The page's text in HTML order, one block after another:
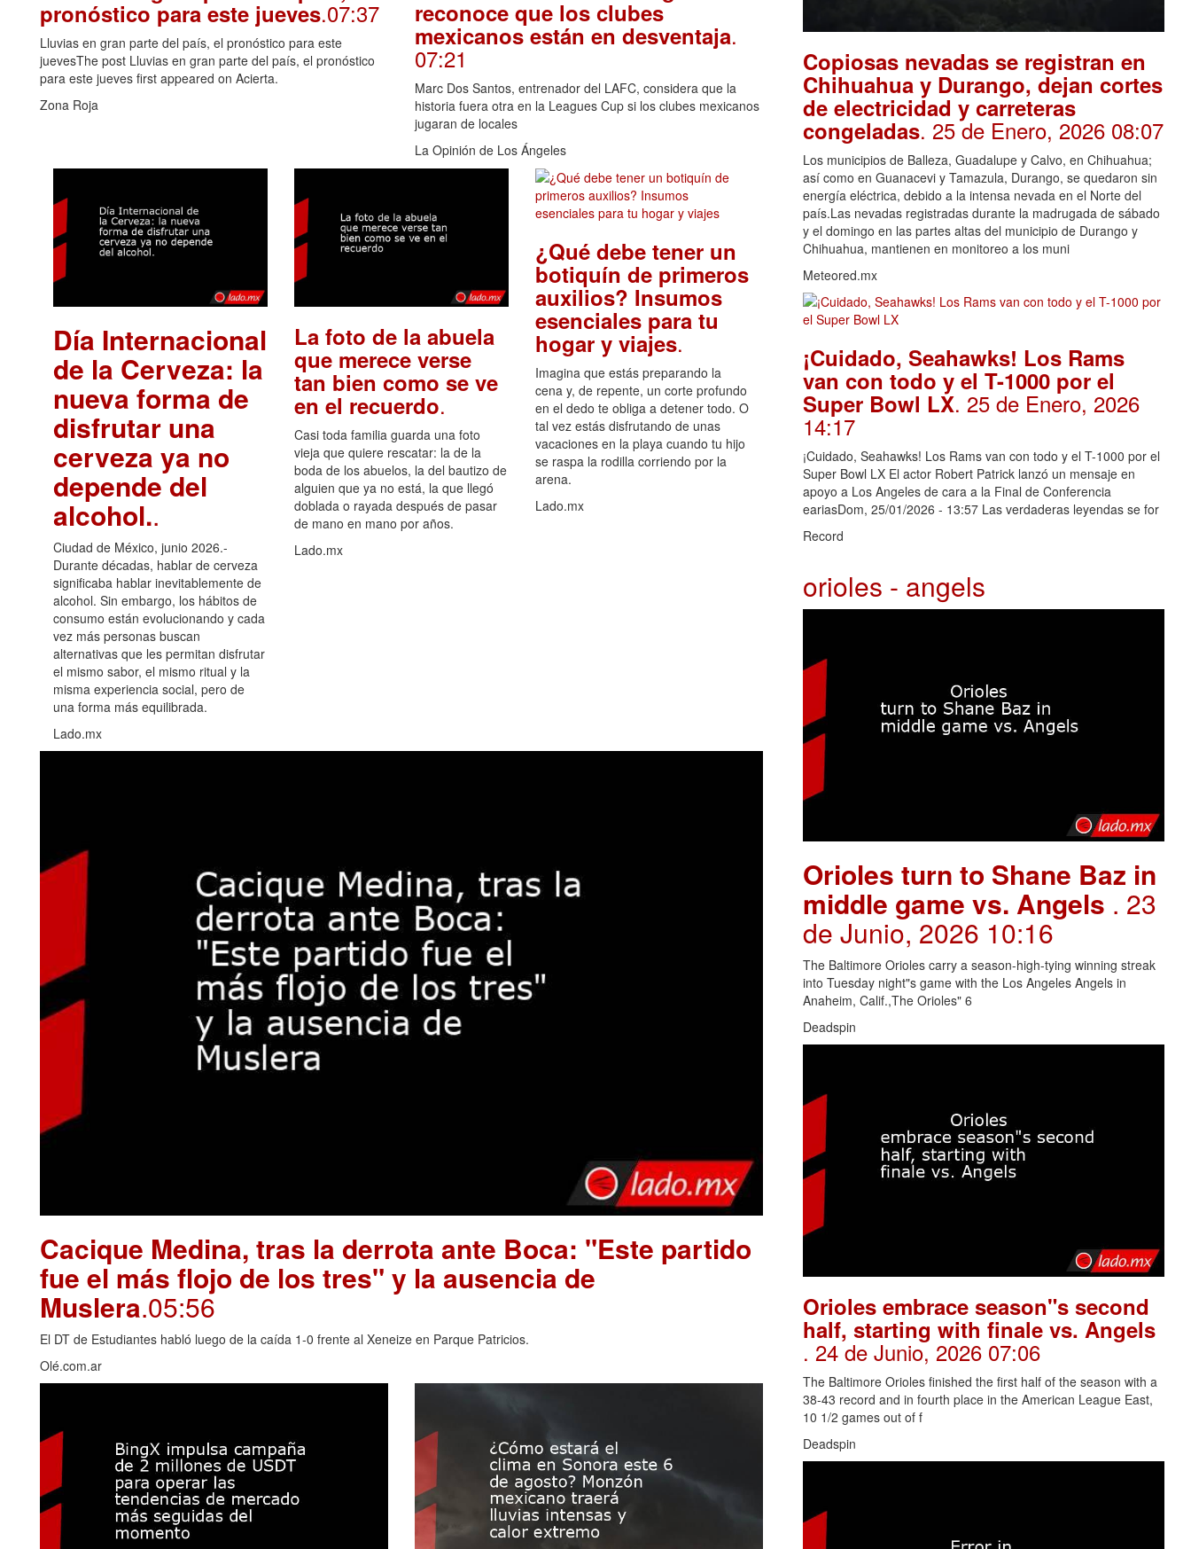
pronóstico para este jueves.07:37
Lluvias en gran parte del país, el pronóstico para este
juevesThe post Lluvias en gran parte del país, el pronóstico
para este jueves first appeared on Acierta.
Zona Roja
reconoce que los clubes
mexicanos están en desventaja.
07:21
Marc Dos Santos, entrenador del LAFC, considera que la
historia fuera otra en la Leagues Cup si los clubes mexicanos
jugaran de locales
La Opinión de Los Ángeles
Día Internacional
de la Cerveza: la
nueva forma de
disfrutar una
cerveza ya no
depende del
alcohol..
Ciudad de México, junio 2026.-
Durante décadas, hablar de cerveza
significaba hablar inevitablemente de
alcohol. Sin embargo, los hábitos de
consumo están evolucionando y cada
vez más personas buscan
alternativas que les permitan disfrutar
el mismo sabor, el mismo ritual y la
misma experiencia social, pero de
una forma más equilibrada.
Lado.mx
La foto de la abuela
que merece verse
tan bien como se ve
en el recuerdo.
Casi toda familia guarda una foto
vieja que quiere rescatar: la de la
boda de los abuelos, la del bautizo de
alguien que ya no está, la que llegó
doblada o rayada después de pasar
de mano en mano por años.
Lado.mx
¿Qué debe tener un
botiquín de primeros
auxilios? Insumos
esenciales para tu
hogar y viajes.
Imagina que estás preparando la
cena y, de repente, un corte profundo
en el dedo te obliga a detener todo. O
tal vez estás disfrutando de unas
vacaciones en la playa cuando tu hijo
se raspa la rodilla corriendo por la
arena.
Lado.mx
Cacique Medina, tras la derrota ante Boca: "Este partido
fue el más flojo de los tres" y la ausencia de
Muslera.05:56
El DT de Estudiantes habló luego de la caída 1-0 frente al Xeneize en Parque Patricios.
Olé.com.ar
Copiosas nevadas se registran en
Chihuahua y Durango, dejan cortes
de electricidad y carreteras
congeladas. 25 de Enero, 2026 08:07
Los municipios de Balleza, Guadalupe y Calvo, en Chihuahua;
así como en Guanacevi y Tamazula, Durango, se quedaron sin
energía eléctrica, debido a la intensa nevada en el Norte del
país.Las nevadas registradas durante la madrugada de sábado
y el domingo en las partes altas del municipio de Durango y
Chihuahua, mantienen en monitoreo a los muni
Meteored.mx
¡Cuidado, Seahawks! Los Rams
van con todo y el T-1000 por el
Super Bowl LX. 25 de Enero, 2026
14:17
¡Cuidado, Seahawks! Los Rams van con todo y el T-1000 por el
Super Bowl LX El actor Robert Patrick lanzó un mensaje en
apoyo a Los Angeles de cara a la Final de Conferencia
eariasDom, 25/01/2026 - 13:57 Las verdaderas leyendas se for
Record
orioles - angels
Orioles turn to Shane Baz in
middle game vs. Angels . 23
de Junio, 2026 10:16
The Baltimore Orioles carry a season-high-tying winning streak
into Tuesday night"s game with the Los Angeles Angels in
Anaheim, Calif.,The Orioles" 6
Deadspin
Orioles embrace season"s second
half, starting with finale vs. Angels
. 24 de Junio, 2026 07:06
The Baltimore Orioles finished the first half of the season with a
38-43 record and in fourth place in the American League East,
10 1/2 games out of f
Deadspin